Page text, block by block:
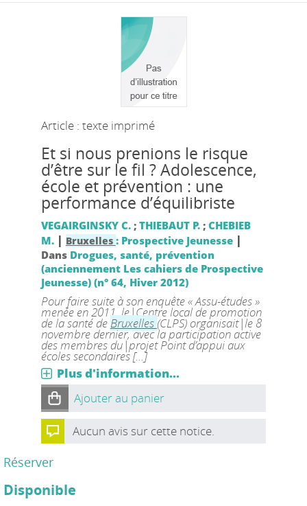
Article : texte imprimé
Et si nous prenions le risque
d’être sur le fil ? Adolescence,
école et prévention : une
performance d’équilibriste
VEGAIRGINSKY C.; THIEBAUT P.; CHEBIEB
M. | Bruxelles : Prospective Jeunesse|
Dans Drogues, santé, prévention
(anciennement Les cahiers de Prospective
Jeunesse) (n° 64, Hiver 2012)
Pour faire suite à son enquête « Assu-études »
menée en 2011, le|Centre local de promotion
de la santé de Bruxelles (CLPS) organisait|le 8
novembre dernier, avec la participation active
des membres du|projet Point d’appui aux
écoles secondaires [...]
Plus d'information...
Ajouter au panier
Aucun avis sur cette notice.
Réserver
Disponible